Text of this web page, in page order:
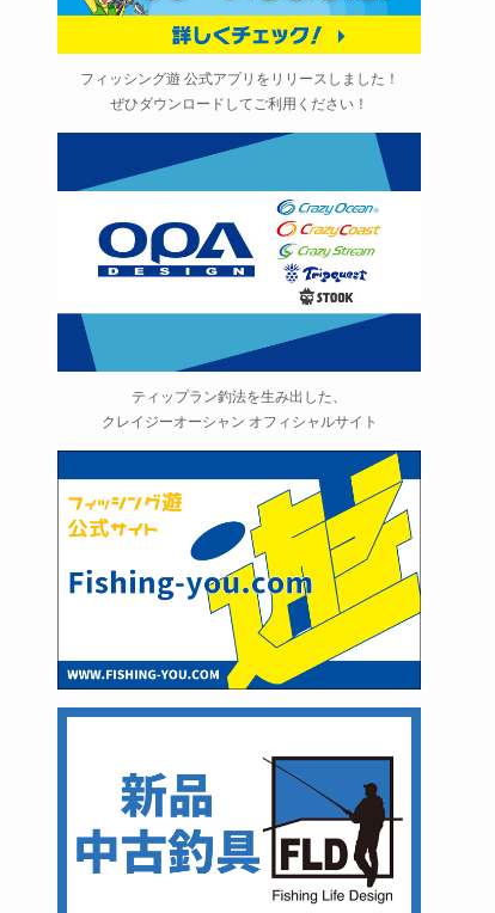
フィッシング遊 公式アプリをリリースしました！
ぜひダウンロードしてご利用ください！
ティップラン釣法を生み出した、
クレイジーオーシャン オフィシャルサイト